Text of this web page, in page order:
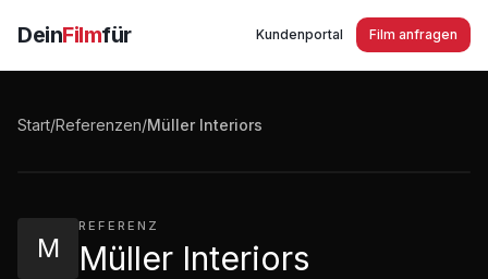
DeinFilmfür Kundenportal Film anfragen
Start/Referenzen/Müller Interiors
M
REFERENZ
Müller Interiors
Müller Interiors